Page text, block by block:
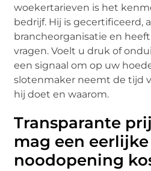
woekertarieven is het
bedrijf. Hij is gecertificeerd,
brancheorganisatie en
vragen. Voelt u druk of
een signaal om op uw
slotenmaker neemt de tijd
hij doet en waarom.
Transparante
mag een eerlijke
noodopening